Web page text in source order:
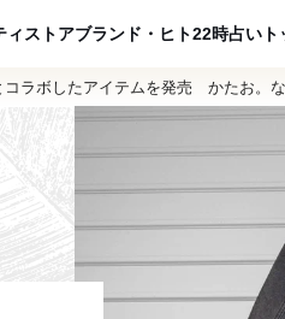
ィ ストアブランド・ヒト22時占い
コラボしたアイテムを発売 かたお。